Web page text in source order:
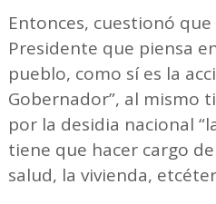
Entonces, cuestionó
Presidente que piensa
pueblo, como sí es la
Gobernador”, al mismo
por la desidia nacional
tiene que hacer cargo
salud, la vivienda,